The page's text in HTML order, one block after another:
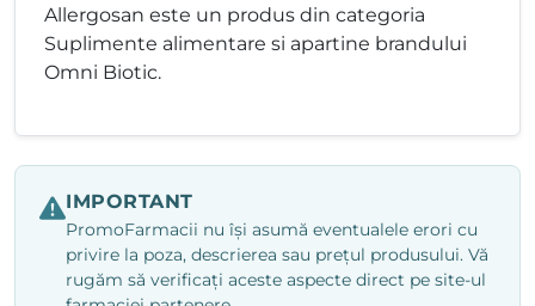
Allergosan este un produs din categoria
Suplimente alimentare si apartine brandului
Omni Biotic.
IMPORTANT
PromoFarmacii nu își asumă eventualele erori cu
privire la poza, descrierea sau prețul produsului. Vă
rugăm să verificați aceste aspecte direct pe site-ul